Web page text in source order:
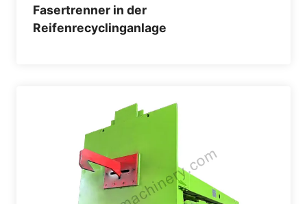
Fasertrenner in der
Reifenrecyclinganlage